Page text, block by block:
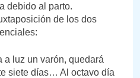
debido al parto.
de los dos
a luz un varón, quedará
siete días… Al octavo día